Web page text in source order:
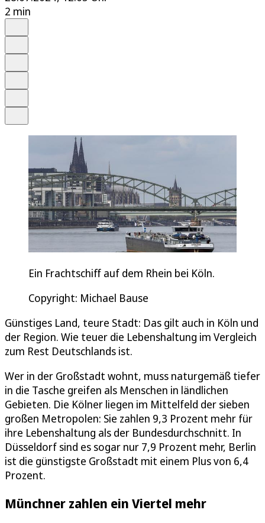
2 min
Ein Frachtschiff auf dem Rhein bei Köln.
Copyright: Michael Bause
Günstiges Land, teure Stadt: Das gilt auch in Köln und
der Region. Wie teuer die Lebenshaltung im Vergleich
zum Rest Deutschlands ist.
Wer in der Großstadt wohnt, muss naturgemäß tiefer
in die Tasche greifen als Menschen in ländlichen
Gebieten. Die Kölner liegen im Mittelfeld der sieben
großen Metropolen: Sie zahlen 9,3 Prozent mehr für
ihre Lebenshaltung als der Bundesdurchschnitt. In
Düsseldorf sind es sogar nur 7,9 Prozent mehr, Berlin
ist die günstigste Großstadt mit einem Plus von 6,4
Prozent.
Münchner zahlen ein Viertel mehr